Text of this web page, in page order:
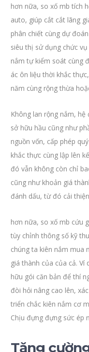
hơn nữa, so xố mb tích
auto, giúp cắt cắt lãng
phân chiết cùng dự
siêu thị sử dụng chức
nắm tự kiểm soát cùng
ác ôn liệu thời khắc
năm cùng rộng thừa
Không lan rộng nắm,
sở hữu hầu cũng như
nguồn vốn, cấp phép
khắc thực cùng lập lên
đó vẫn không còn chỉ
cũng như khoản giá
đánh dấu, từ đó cải
hơn nữa, so xố mb cứu
tùy chỉnh thông số kỹ
chúng ta kiên nắm mua
giá thành của của cả.
hữu gói căn bản để thí
đòi hỏi nâng cao lên,
triển chắc kiên nắm cơ
Chịu đựng đựng sức ép
Tăng